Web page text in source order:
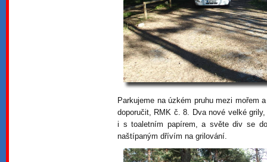
Parkujeme na úzkém pruhu mezi mořem
doporučit, RMK č. 8. Dva nové velké
i s toaletním papírem, a světe div se
naštípaným dřívím na grilování.